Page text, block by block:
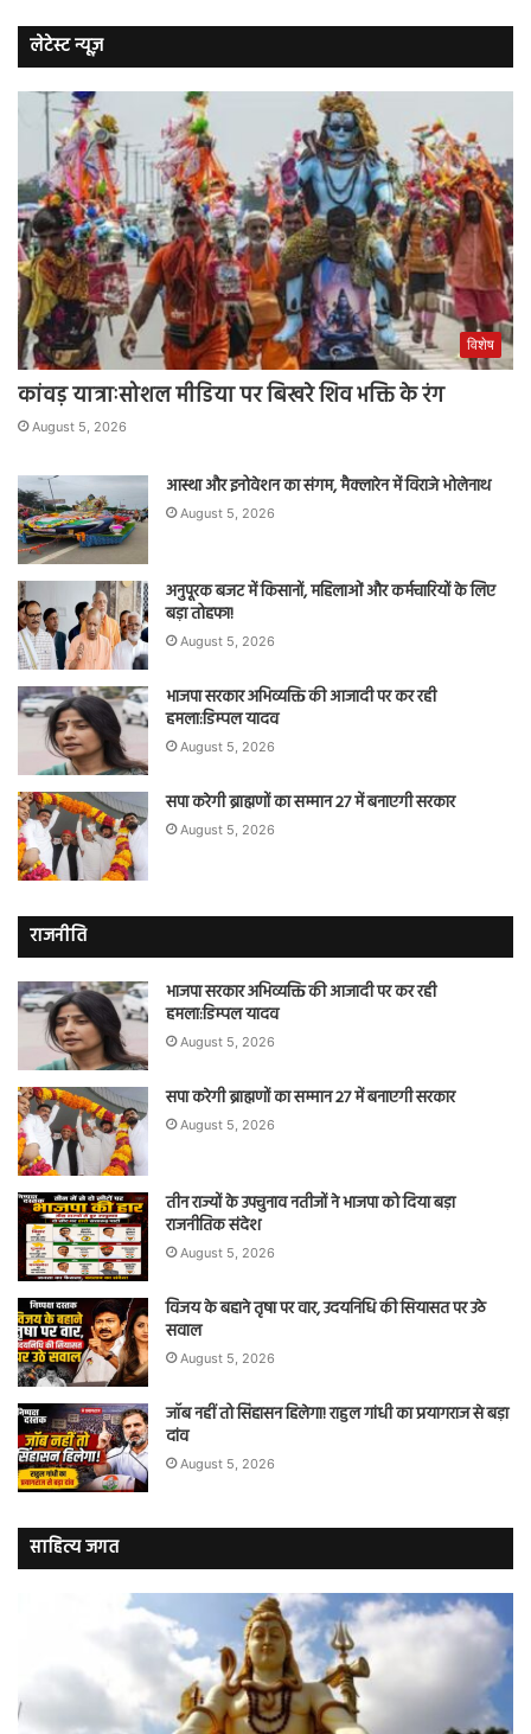
लेटेस्ट न्यूज़
विशेष
कांवड़ यात्राःसोशल मीडिया पर बिखरे शिव भक्ति के रंग
August 5, 2026
आस्था और इनोवेशन का संगम, मैक्लारेन में विराजे भोलेनाथ
August 5, 2026
अनुपूरक बजट में किसानों, महिलाओं और कर्मचारियों के लिए
बड़ा तोहफा!
August 5, 2026
भाजपा सरकार अभिव्यक्ति की आजादी पर कर रही
हमला:डिम्पल यादव
August 5, 2026
सपा करेगी ब्राह्मणों का सम्मान 27 में बनाएगी सरकार
August 5, 2026
राजनीति
भाजपा सरकार अभिव्यक्ति की आजादी पर कर रही
हमला:डिम्पल यादव
August 5, 2026
सपा करेगी ब्राह्मणों का सम्मान 27 में बनाएगी सरकार
August 5, 2026
तीन राज्यों के उपचुनाव नतीजों ने भाजपा को दिया बड़ा
राजनीतिक संदेश
August 5, 2026
विजय के बहाने तृषा पर वार, उदयनिधि की सियासत पर उठे
सवाल
August 5, 2026
जॉब नहीं तो सिंहासन हिलेगा! राहुल गांधी का प्रयागराज से बड़ा
दांव
August 5, 2026
साहित्य जगत